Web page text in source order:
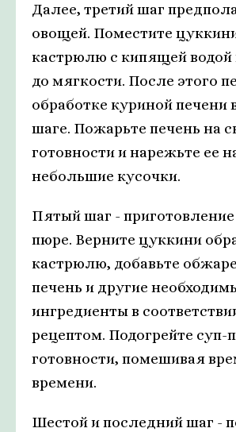
Далее, третий шаг
овощей. Поместите
кастрюлю с кипящей водой
до мягкости. После этого
обработке куриной печени
шаге. Пожарьте печень на
готовности и нарежьте ее
небольшие кусочки.
Пятый шаг - приготовление
пюре. Верните цуккини
кастрюлю, добавьте
печень и другие
ингредиенты в
рецептом. Подогрейте суп-
готовности, помешивая
времени.
Шестой и последний шаг -